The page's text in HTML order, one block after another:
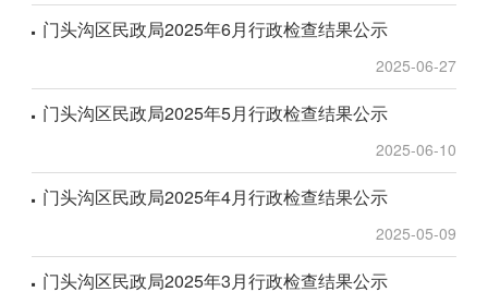
门头沟区民政局2025年6月行政检查结果公示
2025-06-27
门头沟区民政局2025年5月行政检查结果公示
2025-06-10
门头沟区民政局2025年4月行政检查结果公示
2025-05-09
门头沟区民政局2025年3月行政检查结果公示